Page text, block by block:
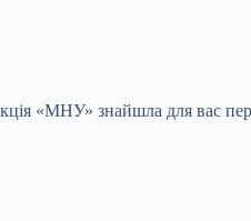
«МНУ» знайшла для вас